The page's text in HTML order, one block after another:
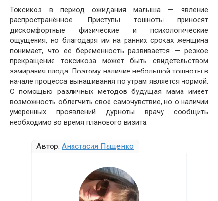
Токсикоз в период ожидания малыша — явление
распространённое. Приступы тошноты приносят
дискомфортные физические и психологические
ощущения, но благодаря им на ранних сроках женщина
понимает, что её беременность развивается — резкое
прекращение токсикоза может быть свидетельством
замирания плода. Поэтому наличие небольшой тошноты в
начале процесса вынашивания по утрам является нормой.
С помощью различных методов будущая мама имеет
возможность облегчить своё самочувствие, но о наличии
умеренных проявлений дурноты врачу сообщить
необходимо во время планового визита.
Автор: Анастасия Пащенко